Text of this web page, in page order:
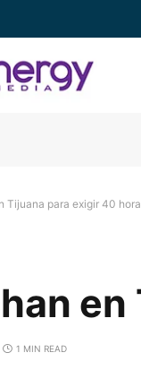
Tijuana para exigir 40
1 MIN READ